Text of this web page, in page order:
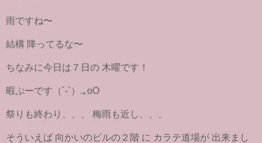
雨ですね〜
結構 降ってるな〜
ちなみに今日は７日の 木曜です！
暇ぷーです（´-`）.｡oO
祭りも終わり、、、 梅雨も近し、、、
そういえば 向かいのビルの２階 に カラテ道場が 出来まし